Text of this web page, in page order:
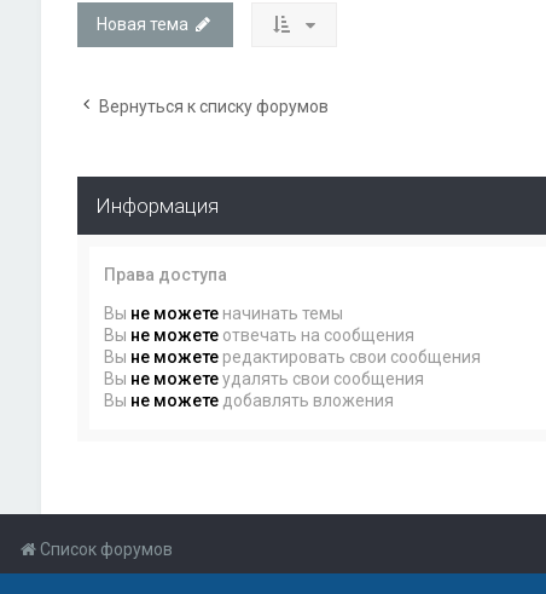
Новая тема
Вернуться к списку форумов
Информация
Права доступа
Вы не можетеначинать темы
Вы не можетеотвечать на сообщения
Вы не можетередактировать свои сообщения
Вы не можетеудалять свои сообщения
Вы не можетедобавлять вложения
Список форумов